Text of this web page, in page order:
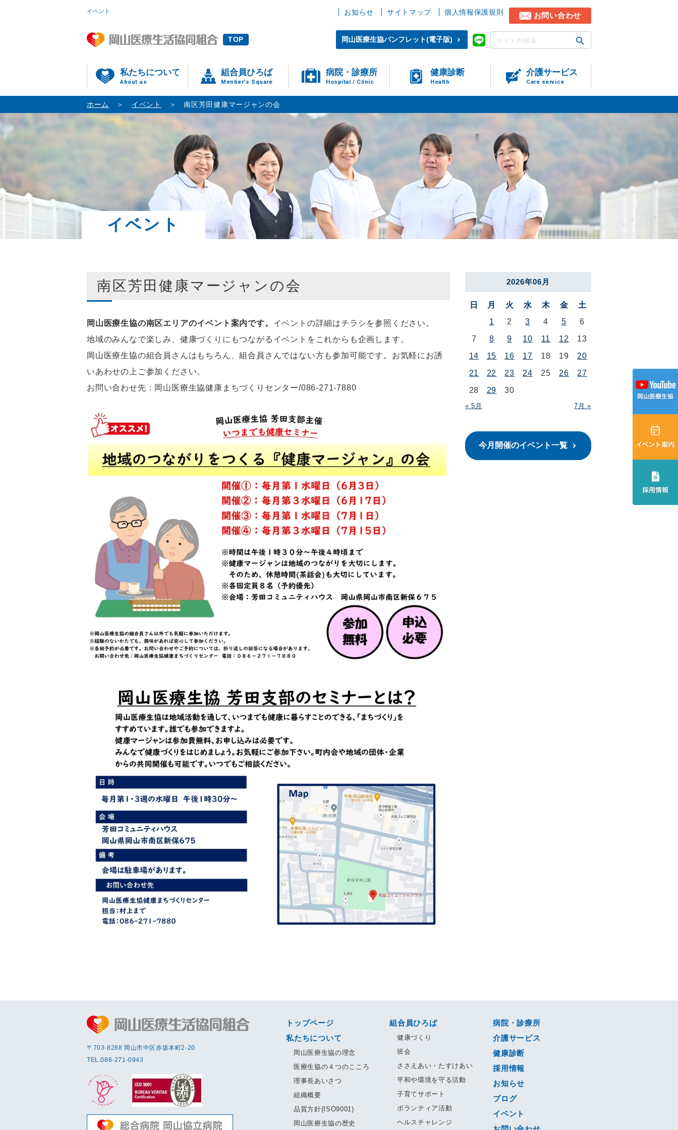
イベント お知らせ サイトマップ 個人情報保護規則 お問い合わせ
TOP 岡山医療生協パンフレット(電子版)
私たちについて
About us
組合員ひろば
Menber's Square
病院・診療所
Hospital / Clinic
健康診断
Health
介護サービス
Care service
ホーム イベント 南区芳田健康マージャンの会
イベント
南区芳田健康マージャンの会
岡山医療生協の南区エリアのイベント案内です。 イベントの詳細はチラシを参照ください。
地域のみんなで楽しみ、健康づくりにもつながるイベントをこれからも企画します。
岡山医療生協の組合員さんはもちろん、組合員さんではない方も参加可能です。お気軽にお誘
いあわせの上ご参加ください。
お問い合わせ先：岡山医療生協健康まちづくりセンター/086-271-7880
2026年06月
日 月 火 水 木 金 土
« 5月 7月 »
1 2 3 4 5
6
7
8 9 10 11 12
13
14
15 16 17 18 19
20
21
22 23 24 25 26
27
28
29 30
今月開催のイベント一覧
〒703-8288 岡⼭市中区赤坂本町2-20
TEL.086-271-0943
トップページ
私たちについて
岡山医療生協の理念
医療生協の４つのこころ
理事長あいさつ
組織概要
品質方針(ISO9001)
岡山医療生協の歴史
組合員ひろば
健康づくり
班会
ささえあい・たすけあい
平和や環境を守る活動
子育てサポート
ボランティア活動
ヘルスチャレンジ
病院・診療所
介護サービス
健康診断
採用情報
お知らせ
ブログ
イベント